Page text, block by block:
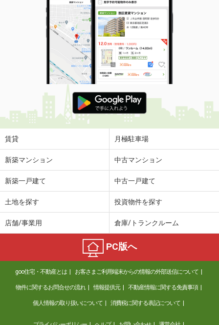
山口県山口市泉都町
価 格
4.50万円
住 所
山口県山口市泉都町
専有面積 26.49m²
間取り
1K
山口県防府市大字大崎
価 格
4.30万円
住 所
山口県防府市大字大崎
専有面積
山口県防府市大字高井
4.10万円
山口県下関市生野町１丁目
5.20万円
住 所
山口県下関市生野町１丁目
専有面積 53.28m²
間取り
3DK
山口県防府市大字大崎
賃貸 月極駐車場
新築マンション 中古マンション
新築一戸建て 中古一戸建て
土地を探す 投資物件を探す
店舗/事業用 倉庫/トランクルーム
PC版へ
goo住宅・不動産とは お客さまご利用端末からの情報の外部送信について
物件に関するお問合せの流れ 情報提供元 不動産情報に関する免責事項
個人情報の取り扱いについて 消費税に関する表記について